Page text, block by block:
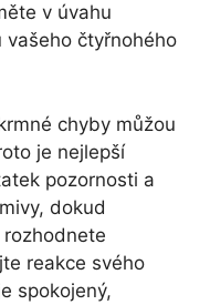
v úvahu
‍čtyřnohého
chyby můžou
‍je ‍nejlepší
pozornosti a
dokud
reakce svého
spokojený,